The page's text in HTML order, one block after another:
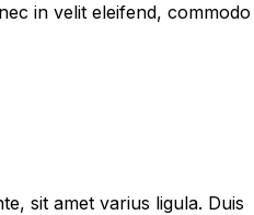
in velit eleifend, commodo
sit amet varius ligula. Duis